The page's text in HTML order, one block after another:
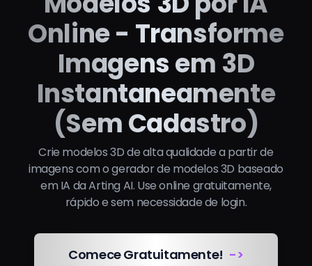
and layered clothing
that fit the character’s
gender and
personality. Maintain
subject while
presenting a sweet,
charming doll-style
appearance.
while presenting a sweet,
charming doll-style
appearance.
smooth plastic-like skin,
rounded face, and stylized
proportions. High-detail 3D
rendering with soft studio
subtle reflections, and
gentle depth of field. Add
delicate accessories and
layered clothing that fit
the character’s gender and
personality. Maintain high
likeness to the subject
while presenting a sweet,
charming doll-style
appearance.
Online - Transforme
Imagens em 3D
Instantaneamente
(Sem Cadastro)
Crie modelos 3D de alta qualidade a partir de
imagens com o gerador de modelos 3D baseado
em IA da Arting AI. Use online gratuitamente,
rápido e sem necessidade de login.
Comece Gratuitamente! ->